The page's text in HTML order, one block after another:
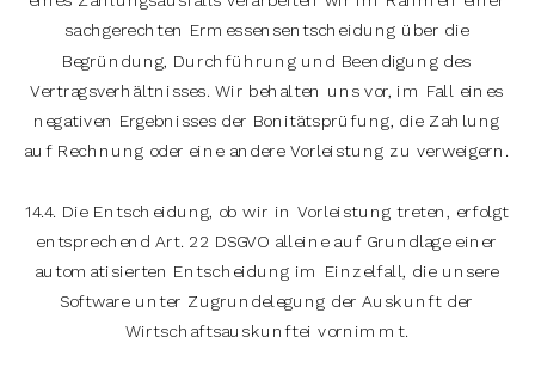
sachgerechten Ermessensentscheidung über die
Begründung, Durchführung und Beendigung des
Vertragsverhältnisses. Wir behalten uns vor, im Fall eines
negativen Ergebnisses der Bonitätsprüfung, die Zahlung
auf Rechnung oder eine andere Vorleistung zu verweigern.
14.4. Die Entscheidung, ob wir in Vorleistung treten, erfolgt
entsprechend Art. 22 DSGVO alleine auf Grundlage einer
automatisierten Entscheidung im Einzelfall, die unsere
Software unter Zugrundelegung der Auskunft der
Wirtschaftsauskunftei vornimmt.